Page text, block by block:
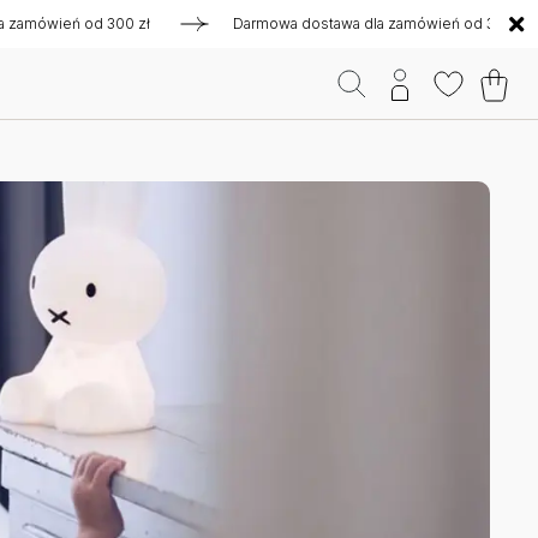
od 300 zł Darmowa dostawa dla zamówień od 300 zł